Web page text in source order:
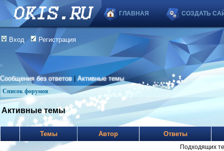
ГЛАВНАЯ СОЗДАТЬ
Вход Регистрация
Сообщения без ответов |Активные темы
Список форумов
Активные темы
Темы Автор Ответы
Подходящих